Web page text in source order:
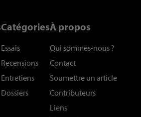
Catégories
Essais
Recensions
Entretiens
Dossiers
À propos
Qui sommes-nous ?
Contact
Soumettre un article
Contributeurs
Liens